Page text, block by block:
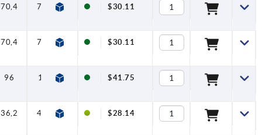
70,4 79,2 1,2 120
$30.11
70,4 79,2 1,2 120
$30.11
96 108 1,5 350
$41.75
36,2 41,7 1 1,5 90
$28.14